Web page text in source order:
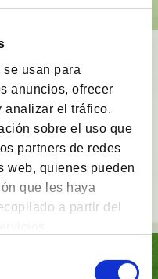
usan para
anuncios, ofrecer
analizar el tráfico.
sobre el uso que
partners de redes
web, quienes pueden
que les haya
a partir del
financiera
finalidadacompañar
etapas de
y
financiera.